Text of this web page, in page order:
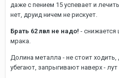
даже с пением 15 успевает и
нет, друид ничем не рискует.
Брать 62 лвл не надо! - снижается
мрака.
Долина металла - не стоит
убегают, запрыгивают наверх -